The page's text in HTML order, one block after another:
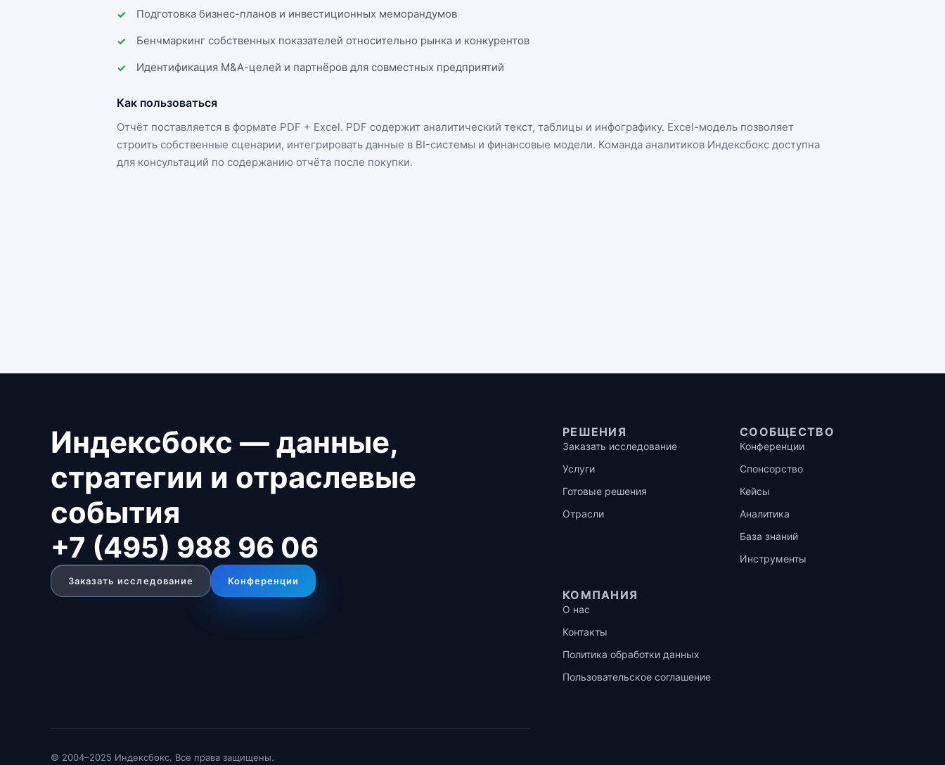
Подготовка бизнес-планов и инвестиционных меморандумов
Бенчмаркинг собственных показателей относительно рынка и конкурентов
Идентификация M&A-целей и партнёров для совместных предприятий
Как пользоваться
Отчёт поставляется в формате PDF + Excel. PDF содержит аналитический текст, таблицы и инфографику. Excel-модель позволяет
строить собственные сценарии, интегрировать данные в BI-системы и финансовые модели. Команда аналитиков Индексбокс доступна
для консультаций по содержанию отчёта после покупки.
Индексбокс — данные,
стратегии и отраслевые
события
+7 (495) 988 96 06
Заказать исследование Конференции
РЕШЕНИЯ
Заказать исследование
Услуги
Готовые решения
Отрасли
СООБЩЕСТВО
Конференции
Спонсорство
Кейсы
Аналитика
База знаний
Инструменты
КОМПАНИЯ
О нас
Контакты
Политика обработки данных
Пользовательское соглашение
© 2004–2025 Индексбокс. Все права защищены.